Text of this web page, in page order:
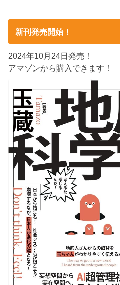
新刊発売開始！
2024年10月24日発売！
アマゾンから購入できます！